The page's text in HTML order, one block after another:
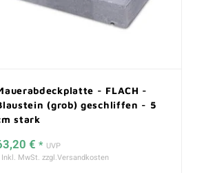
- FLACH -
(grob) geschliffen - 5
stark
€* UVP
MwSt. zzgl.Versandkosten